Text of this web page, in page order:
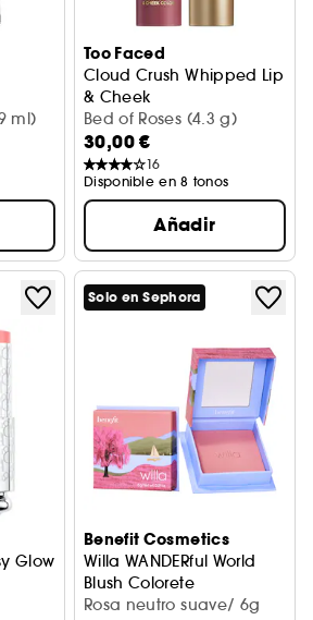
ml)
Too Faced
Cloud Crush Whipped Lip
& Cheek
Tinta para labios y mejillas
Bed of Roses (4.3 g)
30,00 €
16
Disponible en 8 tonos
Añadir
Glow
color activado por el pH
Solo en Sephora
Benefit Cosmetics
Willa WANDERful World
Blush Colorete
Rosa neutro suave
Rosa neutro suave/ 6g